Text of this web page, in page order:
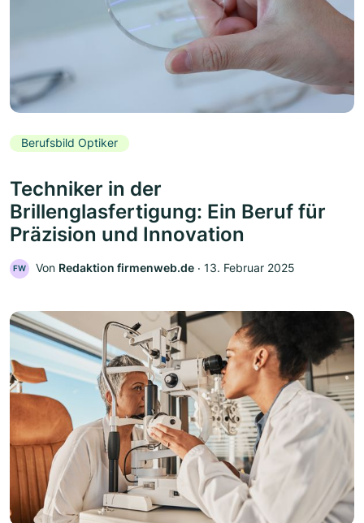
Berufsbild Optiker
Techniker in der
Brillenglasfertigung: Ein Beruf für
Präzision und Innovation
FW Von Redaktion firmenweb.de ‧ 13. Februar 2025